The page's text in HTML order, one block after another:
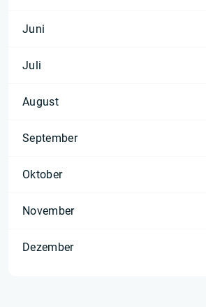
Juni
Juli
August
September
Oktober
November
Dezember